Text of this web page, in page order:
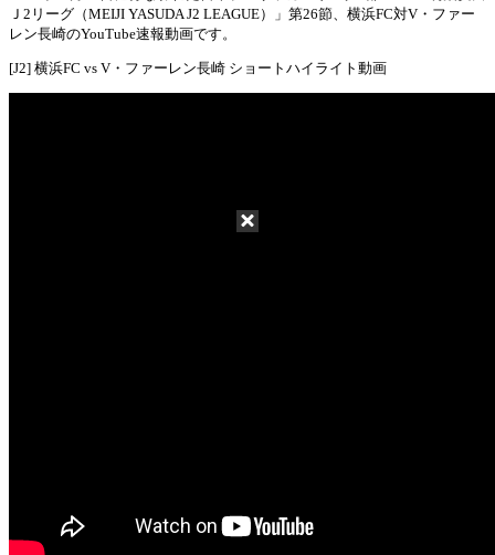
Ｊ2リーグ（MEIJI YASUDA J2 LEAGUE）」第26節、横浜FC対V・ファー
レン長崎のYouTube速報動画です。
[J2] 横浜FC vs V・ファーレン長崎 ショートハイライト動画